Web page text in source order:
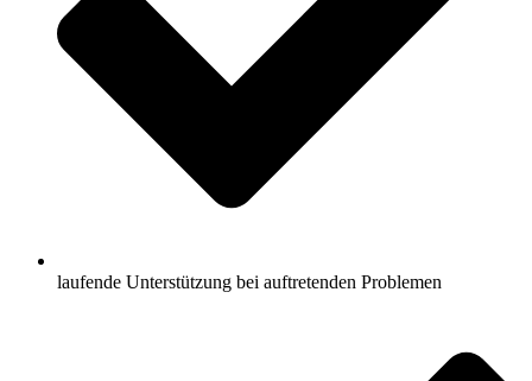
laufende Unterstützung bei auftretenden Problemen